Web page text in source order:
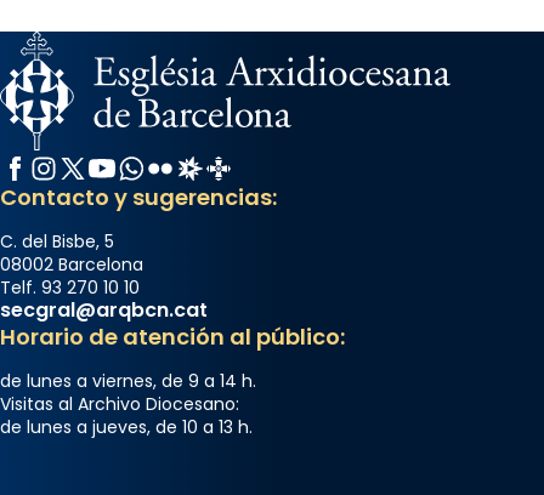
Facebook
Instagram
X / Twitter
YouTube
WhatsApp
FlickrRadio Estel
Catalunya Cristiana
Contacto y sugerencias:
C. del Bisbe, 5
08002 Barcelona
Telf. 93 270 10 10
secgral@arqbcn.cat
Horario de atención al público:
de lunes a viernes, de 9 a 14 h.
Visitas al Archivo Diocesano:
de lunes a jueves, de 10 a 13 h.